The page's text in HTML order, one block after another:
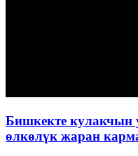
Бишкекте кулакчын
өлкөлүк жаран